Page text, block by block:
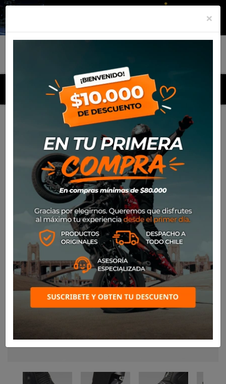
MENU
Productos Equipamiento Bota Xpd Xp9-R
×